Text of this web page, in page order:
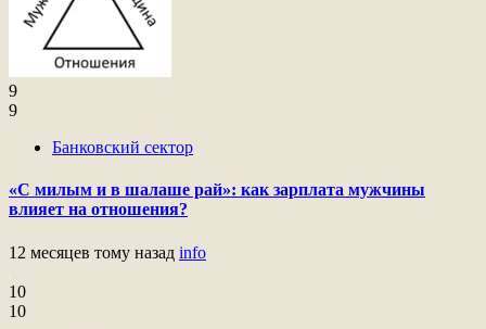
9
9
Банковский сектор
«С милым и в шалаше рай»: как зарплата мужчины
влияет на отношения?
12 месяцев тому назад info
10
10